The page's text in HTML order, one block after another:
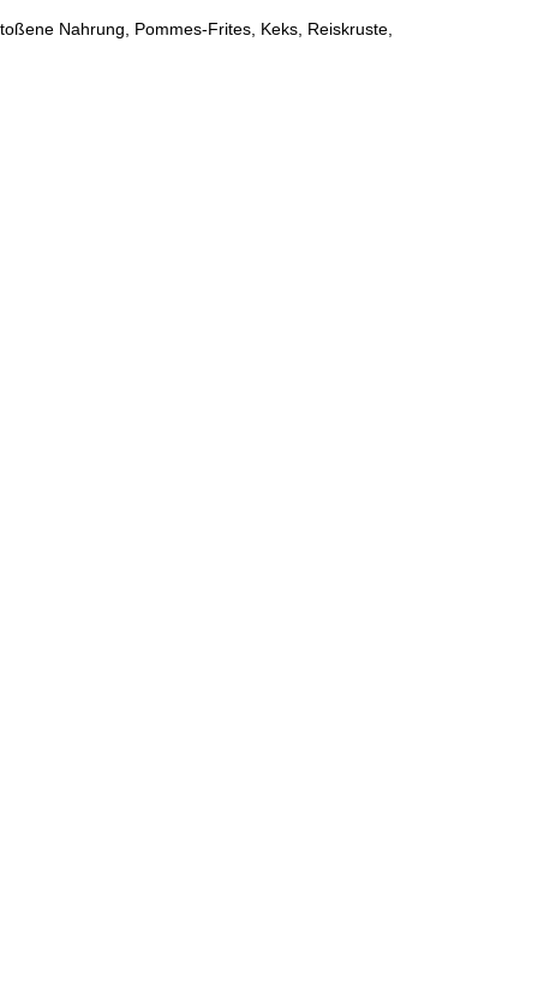
Nahrung, Pommes-Frites, Keks, Reiskruste,